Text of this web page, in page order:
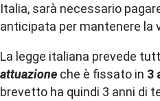
Italia, sarà necessario
anticipata per mantenere la
La legge italiana prevede
attuazione che è fissato in 3
brevetto ha quindi 3 anni di